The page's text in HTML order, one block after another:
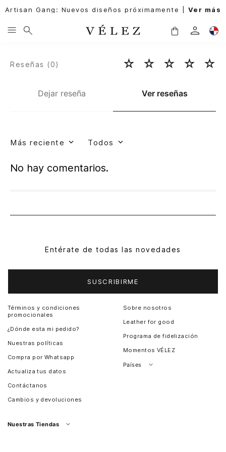
Artisan Gang: Nuevos diseños próximamente | Ver más
Dejar reseña Ver reseñas
Reseñas (0) ☆ ☆ ☆ ☆ ☆
Más reciente Todos
No hay comentarios.
Entérate de todas las novedades
SUSCRIBIRME
Términos y condiciones
promocionales
¿Dónde esta mi pedido?
Nuestras políticas
Compra por Whatsapp
Actualiza tus datos
Contáctanos
Cambios y devoluciones
Sobre nosotros
Leather for good
Programa de fidelización
Momentos VÉLEZ
Países
Nuestras Tiendas